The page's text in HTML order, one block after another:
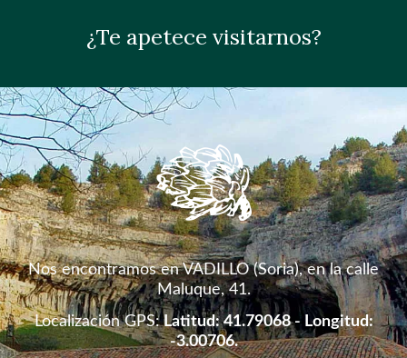
¿Te apetece visitarnos?
Nos encontramos en VADILLO (Soria), en la calle
Maluque, 41.
Localización GPS:Latitud: 41.79068 - Longitud:
-3.00706.